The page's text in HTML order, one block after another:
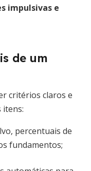
impulsivas e
de um
critérios claros e
itens:
percentuais de
fundamentos;